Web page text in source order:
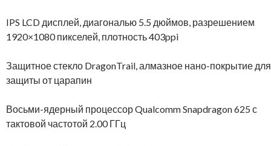
IPS LCD дисплей, диагональю 5.5 дюймов, разрешением
1920×1080 пикселей, плотность 403ppi
Защитное стекло DragonTrail, алмазное нано-покрытие для
защиты от царапин
Восьми-ядерный процессор Qualcomm Snapdragon 625 с
тактовой частотой 2.00 ГГц